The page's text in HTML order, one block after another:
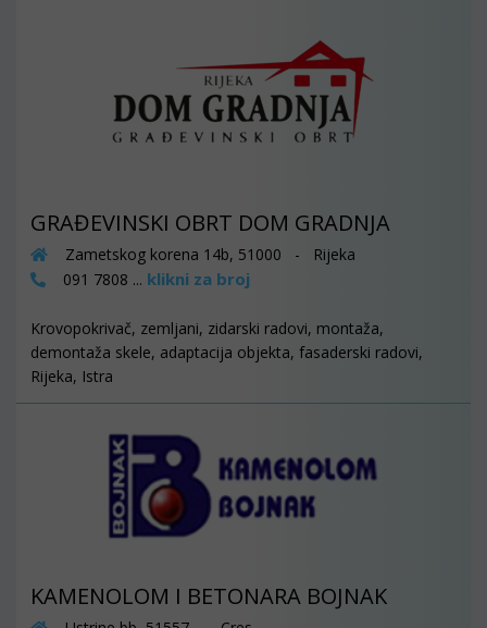
GRAĐEVINSKI OBRT DOM GRADNJA
Zametskog korena 14b, 51000 - Rijeka
091 7808 ... klikni za broj
Krovopokrivač, zemljani, zidarski radovi, montaža,
demontaža skele, adaptacija objekta, fasaderski radovi,
Rijeka, Istra
KAMENOLOM I BETONARA BOJNAK